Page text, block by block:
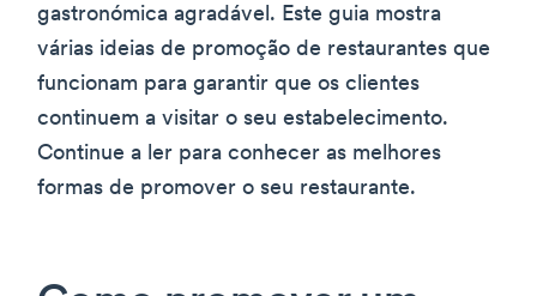
gastronómica agradável. Este guia mostra
várias ideias de promoção de restaurantes que
funcionam para garantir que os clientes
continuem a visitar o seu estabelecimento.
Continue a ler para conhecer as melhores
formas de promover o seu restaurante.